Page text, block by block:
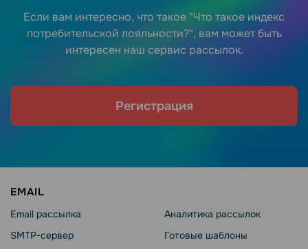
Если вам интересно, что такое "Что такое индекс
потребительской лояльности?", вам может быть
интересен наш сервис рассылок.
Регистрация
EMAIL
Email рассылка
SMTP-сервер
Аналитика рассылок
Готовые шаблоны